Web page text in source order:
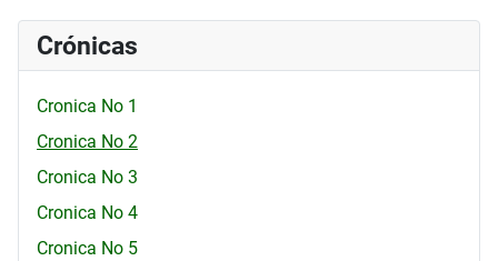
Crónicas
Cronica No 1
Cronica No 2
Cronica No 3
Cronica No 4
Cronica No 5